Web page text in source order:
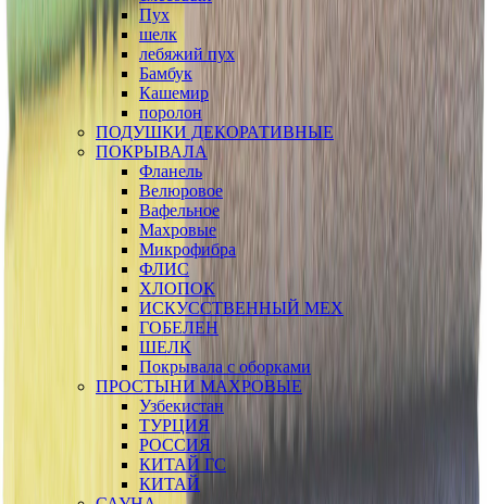
Пух
шелк
лебяжий пух
Бамбук
Кашемир
поролон
ПОДУШКИ ДЕКОРАТИВНЫЕ
ПОКРЫВАЛА
Фланель
Велюровое
Вафельное
Махровые
Микрофибра
ФЛИС
ХЛОПОК
ИСКУССТВЕННЫЙ МЕХ
ГОБЕЛЕН
ШЕЛК
Покрывала с оборками
ПРОСТЫНИ МАХРОВЫЕ
Узбекистан
ТУРЦИЯ
РОССИЯ
КИТАЙ ГС
КИТАЙ